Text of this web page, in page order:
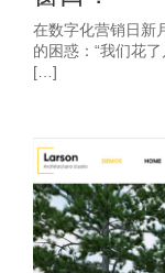
在数字化营销日新
的困惑：“我们花
[…]